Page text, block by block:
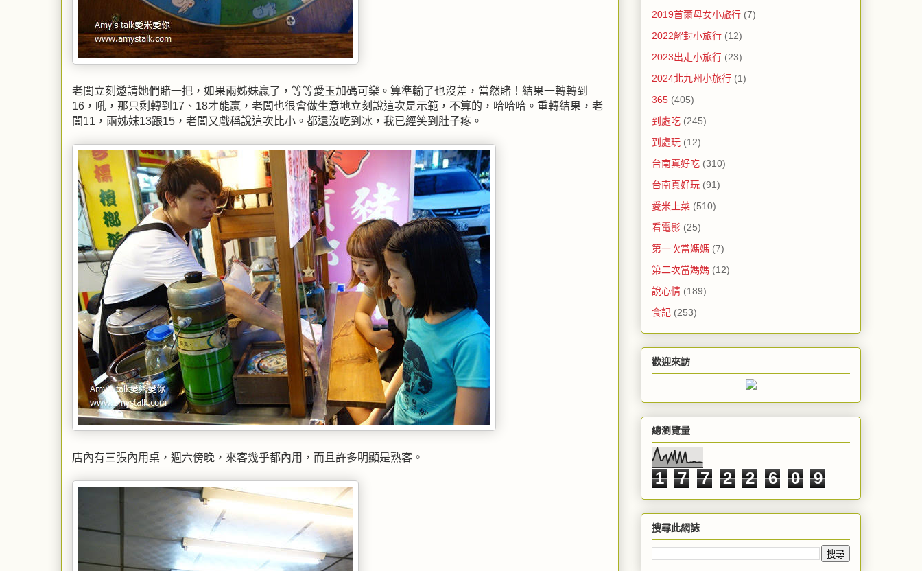
老闆立刻邀請她們賭一把，如果兩姊妹贏了，等等愛玉加碼可樂。算準輸了也沒差，當然賭！結果一轉轉到
16，吼，那只剩轉到17、18才能贏，老闆也很會做生意地立刻說這次是示範，不算的，哈哈哈。重轉結果，老
闆11，兩姊妹13跟15，老闆又戲稱說這次比小。都還沒吃到冰，我已經笑到肚子疼。
店內有三張內用桌，週六傍晚，來客幾乎都內用，而且許多明顯是熟客。
2019首爾母女小旅行 (7)
2022解封小旅行 (12)
2023出走小旅行 (23)
2024北九州小旅行 (1)
365 (405)
到處吃 (245)
到處玩 (12)
台南真好吃 (310)
台南真好玩 (91)
愛米上菜 (510)
看電影 (25)
第一次當媽媽 (7)
第二次當媽媽 (12)
說心情 (189)
食記 (253)
歡迎來訪
總瀏覽量
1 7 7 2 2 6 0 9
搜尋此網誌